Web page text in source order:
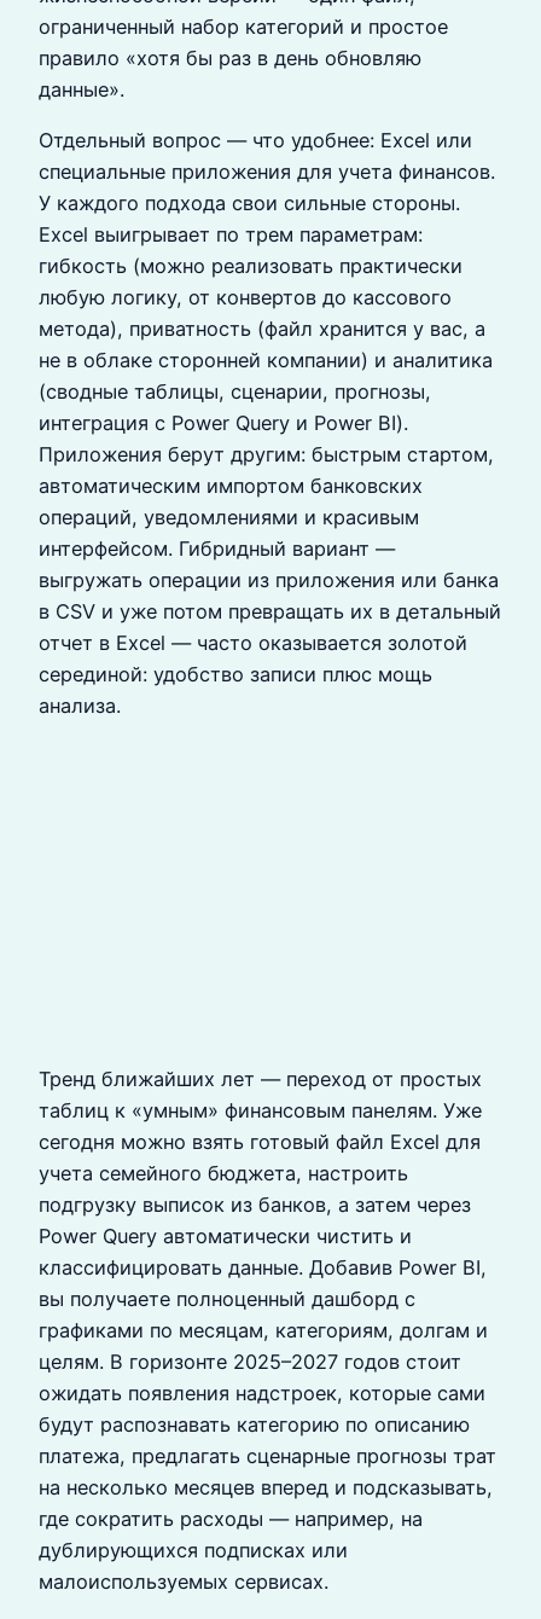
ограниченный набор категорий и простое
правило «хотя бы раз в день обновляю
данные».
Отдельный вопрос — что удобнее: Excel или
специальные приложения для учета финансов.
У каждого подхода свои сильные стороны.
Excel выигрывает по трем параметрам:
гибкость (можно реализовать практически
любую логику, от конвертов до кассового
метода), приватность (файл хранится у вас, а
не в облаке сторонней компании) и аналитика
(сводные таблицы, сценарии, прогнозы,
интеграция с Power Query и Power BI).
Приложения берут другим: быстрым стартом,
автоматическим импортом банковских
операций, уведомлениями и красивым
интерфейсом. Гибридный вариант —
выгружать операции из приложения или банка
в CSV и уже потом превращать их в детальный
отчет в Excel — часто оказывается золотой
серединой: удобство записи плюс мощь
анализа.
Тренд ближайших лет — переход от простых
таблиц к «умным» финансовым панелям. Уже
сегодня можно взять готовый файл Excel для
учета семейного бюджета, настроить
подгрузку выписок из банков, а затем через
Power Query автоматически чистить и
классифицировать данные. Добавив Power BI,
вы получаете полноценный дашборд с
графиками по месяцам, категориям, долгам и
целям. В горизонте 2025–2027 годов стоит
ожидать появления надстроек, которые сами
будут распознавать категорию по описанию
платежа, предлагать сценарные прогнозы трат
на несколько месяцев вперед и подсказывать,
где сократить расходы — например, на
дублирующихся подписках или
малоиспользуемых сервисах.